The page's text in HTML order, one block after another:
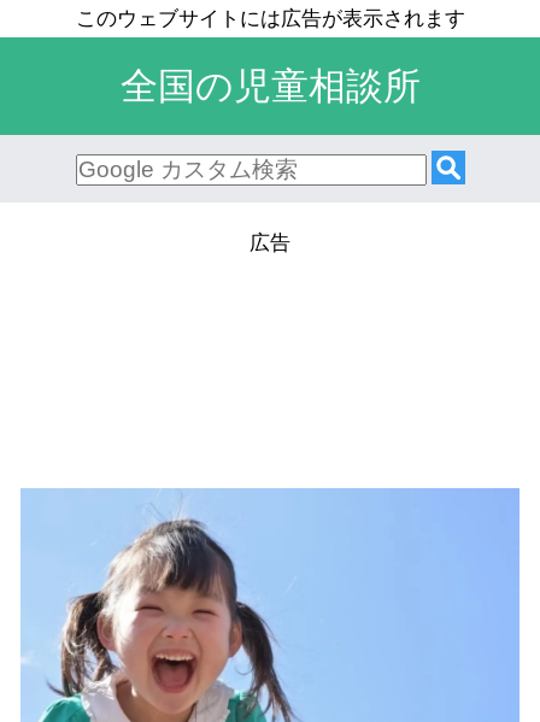
全国の児童相談所